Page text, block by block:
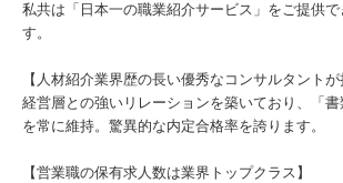
私共は「日本一の職業紹介サービス」をご提供で
す。
【人材紹介業界歴の長い優秀なコンサルタントが
経営層との強いリレーションを築いており、「書
を常に維持。驚異的な内定合格率を誇ります。
【営業職の保有求人数は業界トップクラス】